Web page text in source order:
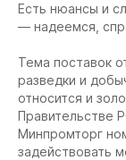
Есть нюансы и
— надеемся,
Тема поставок
разведки и
относится и
Правительстве
Минпромторг
задействовать